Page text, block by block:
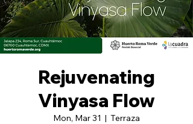
Rejuvenating
Vinyasa Flow
Mon, Mar 31
  |
Terraza